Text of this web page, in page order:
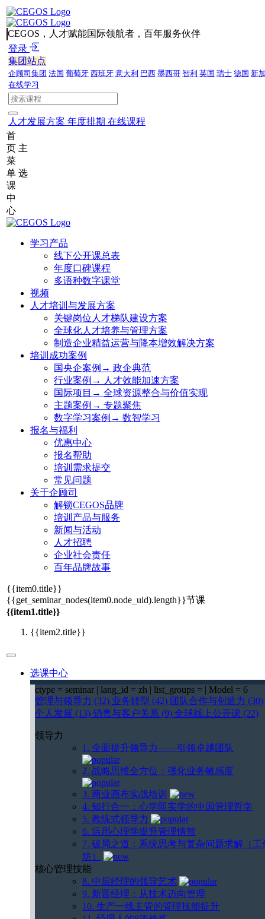
CEGOS，人才赋能国际领航者，百年服务伙伴
登录
集团站点
企顾司集团 法国 葡萄牙 西班牙 意大利 巴西 墨西哥 智利 英国 瑞士 德国 新
在线学习
人才发展方案 年度排期 在线课程
首
页 主
菜
单 选
课
中
心
学习产品
线下公开课总表
年度口碑课程
多语种数字课堂
视频
人才培训与发展方案
关键岗位人才梯队建设方案
全球化人才培养与管理方案
制造企业精益运营与降本增效解决方案
培训成功案例
国央企案例→ 政企典范
行业案例→ 人才效能加速方案
国际项目→ 全球资源整合与价值实现
主题案例→ 专题聚焦
数字学习案例→ 数智学习
报名与福利
优惠中心
报名帮助
培训需求提交
常见问题
关于企顾司
解锁CEGOS品牌
培训产品与服务
新闻与活动
人才招聘
企业社会责任
百年品牌故事
{{item0.title}}
{{get_seminar_nodes(item0.node_uid).length}}节课
{{item1.title}}
{{item2.title}}
选课中心
ctype = seminar | lang_id = zh | list_groups = | Model = 6
管理与领导力 (32) 业务转型 (42) 团队合作与创造力 (30)
个人发展 (13) 销售与客户关系 (9) 全球线上公开课 (22)
领导力
1. 全面提升领导力——引领卓越团队
2. 战略思维全方位：强化业务敏感度
3. 商业画布实战培训
4. 知行合一：心学即实学的中国管理哲学
5. 教练式领导力
6. 活用心理学提升管理情智
7. 破局之道：系统思考与复杂问题求解（工
坊）
核心管理技能
8. 中层经理的领导艺术
9. 新晋经理：从技术迈向管理
10. 生产一线主管的管理技能提升